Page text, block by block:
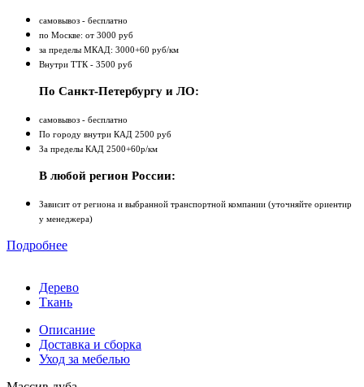
самовывоз - бесплатно
по Москве: от 3000 руб
за пределы МКАД: 3000+60 руб/км
Внутри ТТК - 3500 руб
По Санкт-Петербургу и ЛО:
самовывоз - бесплатно
По городу внутри КАД 2500 руб
За пределы КАД 2500+60р/км
В любой регион России:
Зависит от региона и выбранной транспортной компании (уточняйте ориентир
у менеджера)
Подробнее
Дерево
Ткань
Описание
Доставка и сборка
Уход за мебелью